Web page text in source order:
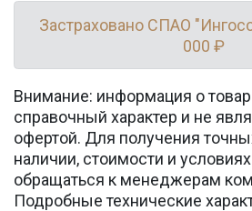
Застраховано СПАО
000 ₽
Внимание: информация о
справочный характер и не
офертой. Для получения
наличии, стоимости и
обращаться к менеджерам
Подробные технические